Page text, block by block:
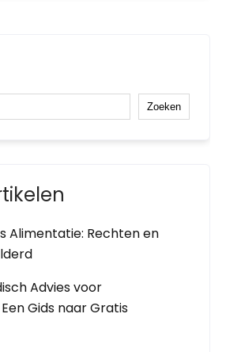
Zoeken
Alimentatie: Rechten en
Advies voor
Gids naar Gratis